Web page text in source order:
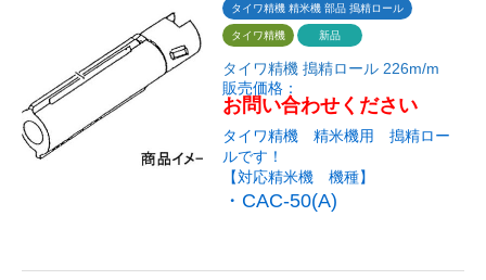
タイワ精機 精米機 部品 搗精ロール
タイワ精機 新品
タイワ精機 搗精ロール 226m/m
販売価格：
お問い合わせください
タイワ精機 精米機用 搗精ロー
ルです！
【対応精米機 機種】
・CAC-50(A)